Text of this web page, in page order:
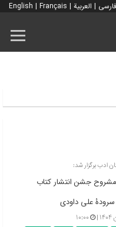
فارسی | العربية |
English | Français
ادب برگزار شد:
جشن انتشار کتاب
علی داودی
۱۰:۰۰